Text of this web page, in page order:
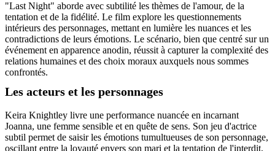
"Last Night" aborde avec subtilité les thèmes de l'amour, de la
tentation et de la fidélité. Le film explore les questionnements
intérieurs des personnages, mettant en lumière les nuances et les
contradictions de leurs émotions. Le scénario, bien que centré sur un
événement en apparence anodin, réussit à capturer la complexité des
relations humaines et des choix moraux auxquels nous sommes
confrontés.
Les acteurs et les personnages
Keira Knightley livre une performance nuancée en incarnant
Joanna, une femme sensible et en quête de sens. Son jeu d'actrice
subtil permet de saisir les émotions tumultueuses de son personnage,
oscillant entre la loyauté envers son mari et la tentation de l'interdit.